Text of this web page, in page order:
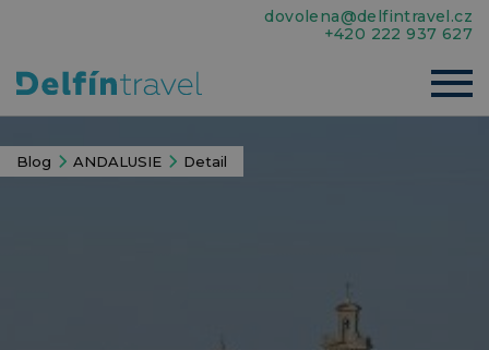
dovolena@delfintravel.cz
+420 222 937 627
Blog ANDALUSIE Detail